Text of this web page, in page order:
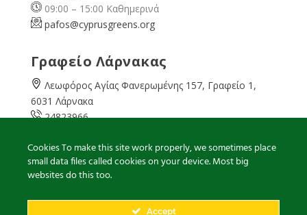
09:00 – 15:00 Καθημερινά
pafos@cyprusgreens.org
Γραφείο Λάρνακας
Λεωφόρος Αγίας Φανερωμένης 157, Γραφείο 1,
6031 Λάρνακα
24823966
08:00 – 16:00 Καθημερινά
larnaka@cyprusgreens.org
Cookies To make this site work properly, we sometimes place
small data files called cookies on your device. Most big
websites do this too.
Accept